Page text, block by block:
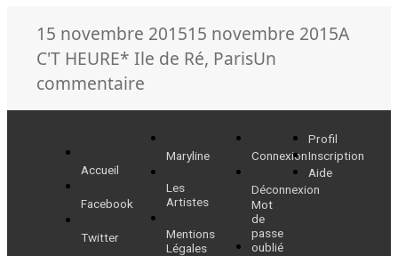
Publié
le
15 novembre 201515 novembre 2015A
C'T HEUREMots-
clés
* Ile de Ré, ParisUn
commentaire
Vendredi
13
novembre
2015
Accueil
Facebook
Twitter
Maryline
Les
Artistes
Mentions
Légales
Connexion
Déconnexion
Mot
de
passe
oublié
Profil
Inscription
Aide